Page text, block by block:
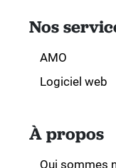
Nos
AMO
Logiciel web
À propos
Qui sommes